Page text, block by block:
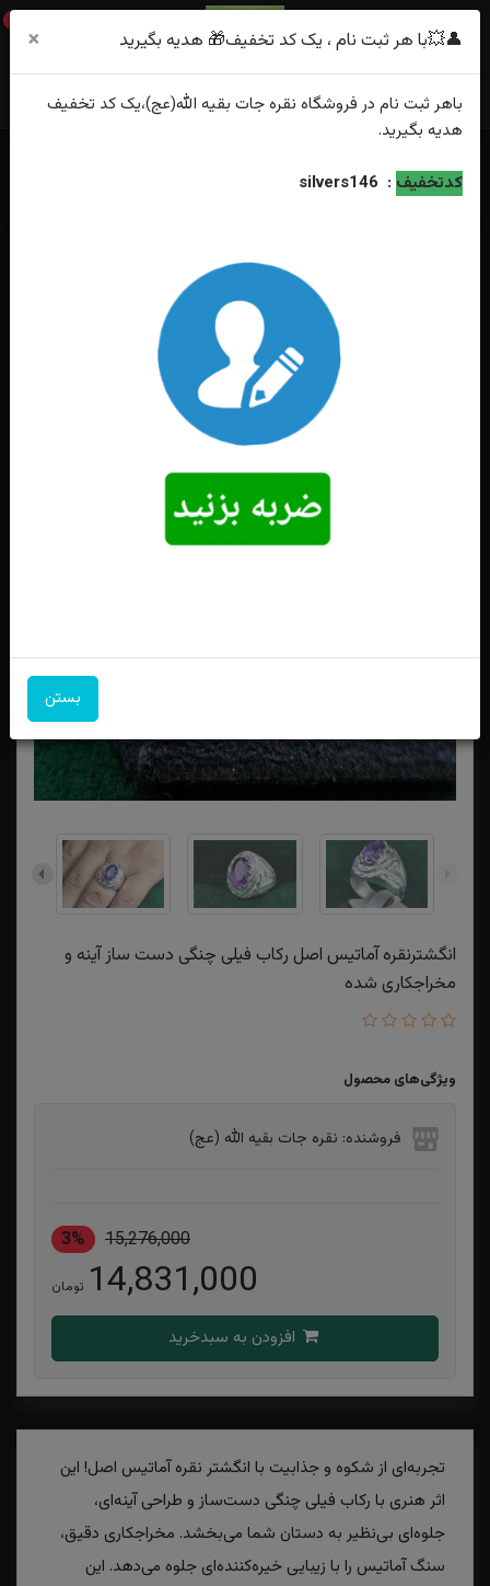
0
خانه
فهرست محصولات
انگشترنقره آماتیس اصل رکاب فیلی چنگی دست ساز آینه و مخراجکاری شده
انگشترنقره آماتیس اصل رکاب فیلی چنگی دست ساز آینه و
مخراجکاری شده
ویژگی‌های محصول
فروشنده: نقره جات بقیه الله (عج)
15,276,000
3%
14,831,000 تومان
تجربه‌ای از شکوه و جذابیت با انگشتر نقره آماتیس اصل! این
اثر هنری با رکاب فیلی چنگی دست‌ساز و طراحی آینه‌ای،
جلوه‌ای بی‌نظیر به دستان شما می‌بخشد. مخراجکاری دقیق،
سنگ آماتیس را با زیبایی خیره‌کننده‌ای جلوه می‌دهد. این
👤💥با هر ثبت نام ، یک کد تخفیف🎁 هدیه بگیرید ×
باهر ثبت نام در فروشگاه نقره جات بقیه الله(عج)،یک کد تخفیف
هدیه بگیرید.
کدتخفیف :
silvers146
بستن